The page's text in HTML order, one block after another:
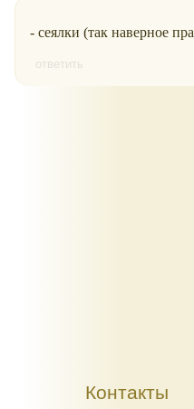
- сеялки (так наверное
ответить
Контакты